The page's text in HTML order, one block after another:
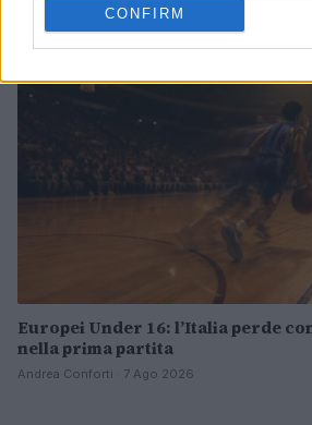
CONFIRM
Europei Under 16: l’Italia perde
nella prima partita
Andrea Conforti · 7 Ago 2026